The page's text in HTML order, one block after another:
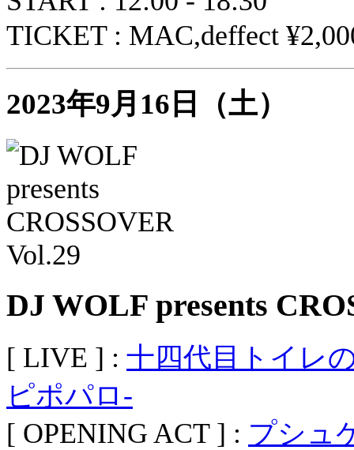
TICKET : MAC,deffect
2023年9月16日（土）
DJ WOLF presents
[ LIVE ] : 十四代目トイレ
ピポパロ-
[ OPENING ACT ] : プシュ